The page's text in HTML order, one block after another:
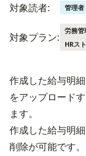
対象読者: 管理者
対象プラン:
労務管
HRス
作成した給与明
をアップロード
ます。
作成した給与明
削除が可能です。